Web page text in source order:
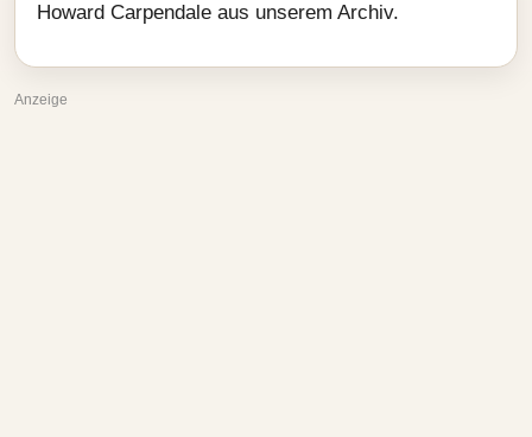
Howard Carpendale aus unserem Archiv.
Anzeige